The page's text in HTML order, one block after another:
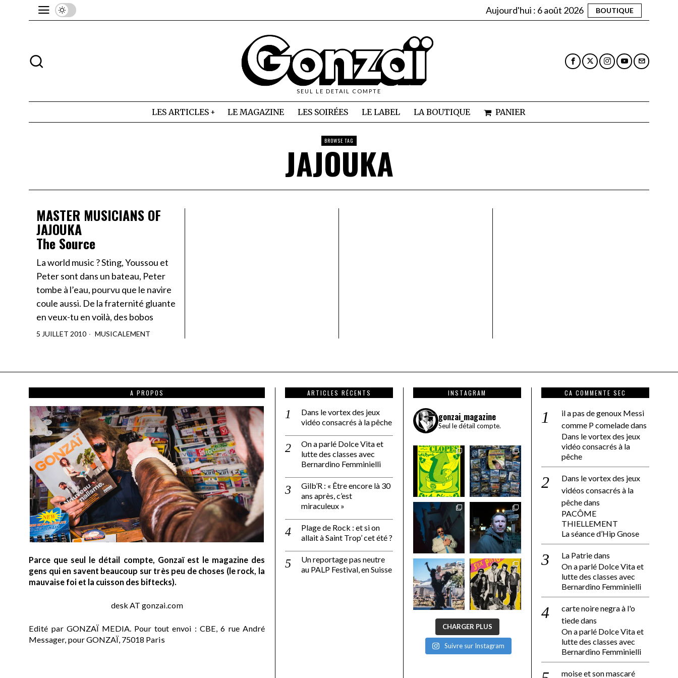
Aujourd'hui : 6 août 2026 BOUTIQUE
SEUL LE DETAIL COMPTE
LES ARTICLES LE MAGAZINE LES SOIRÉES LE LABEL LA BOUTIQUE PANIER
BROWSE TAG
JAJOUKA
MASTER MUSICIANS OF
JAJOUKA
The Source
La world music ? Sting, Youssou et
Peter sont dans un bateau, Peter
tombe à l’eau, pourvu que le navire
coule aussi. De la fraternité gluante
en veux-tu en voilà, des bobos
5 JUILLET 2010 MUSICALEMENT
A PROPOS
Parce que seul le détail compte, Gonzaï est le magazine des
gens qui en savent beaucoup sur très peu de choses (le rock, la
mauvaise foi et la cuisson des biftecks).
desk AT gonzai.com
Edité par GONZAÏ MEDIA. Pour tout envoi : CBE, 6 rue André
Messager, pour GONZAÏ, 75018 Paris
ARTICLES RÉCENTS
Dans le vortex des jeux
vidéo consacrés à la pêche
On a parlé Dolce Vita et
lutte des classes avec
Bernardino Femminielli
Gilb’R : « Être encore là 30
ans après, c’est
miraculeux »
Plage de Rock : et si on
allait à Saint Trop’ cet été ?
Un reportage pas neutre
au PALP Festival, en Suisse
INSTAGRAM
gonzai_magazine
Seul le détail compte.
CHARGER PLUS
Suivre sur Instagram
CA COMMENTE SEC
il a pas de genoux Messi
comme P comeladedans
Dans le vortex des jeux
vidéo consacrés à la
pêche
Dans le vortex des jeux
vidéos consacrés à la
pêchedans
PACÔME
THIELLEMENT
La séance d’Hip Gnose
La Patriedans
On a parlé Dolce Vita et
lutte des classes avec
Bernardino Femminielli
carte noire negra à l'o
tiededans
On a parlé Dolce Vita et
lutte des classes avec
Bernardino Femminielli
moise et son mascaré